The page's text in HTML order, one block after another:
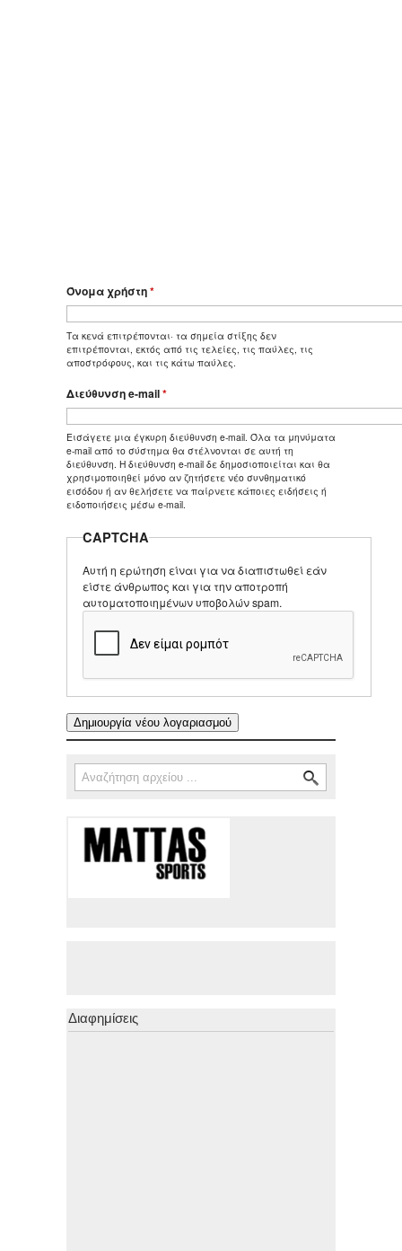
Όνομα χρήστη*
Τα κενά επιτρέπονται· τα σημεία στίξης δεν
επιτρέπονται, εκτός από τις τελείες, τις παύλες, τις
αποστρόφους, και τις κάτω παύλες.
Διεύθυνση e-mail*
Εισάγετε μια έγκυρη διεύθυνση e-mail. Όλα τα μηνύματα
e-mail από το σύστημα θα στέλνονται σε αυτή τη
διεύθυνση. Η διεύθυνση e-mail δε δημοσιοποιείται και θα
χρησιμοποιηθεί μόνο αν ζητήσετε νέο συνθηματικό
εισόδου ή αν θελήσετε να παίρνετε κάποιες ειδήσεις ή
ειδοποιήσεις μέσω e-mail.
CAPTCHA
Αυτή η ερώτηση είναι για να διαπιστωθεί εάν
είστε άνθρωπος και για την αποτροπή
αυτοματοποιημένων υποβολών spam.
Φόρμα αναζήτησης
Αναζήτηση
Διαφημίσεις